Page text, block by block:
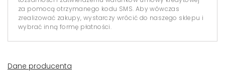
za pomocą otrzymanego kodu SMS. Aby wówczas
zrealizować zakupy, wystarczy wrócić do naszego sklepu i
wybrać inną formę płatności.
Dane producenta